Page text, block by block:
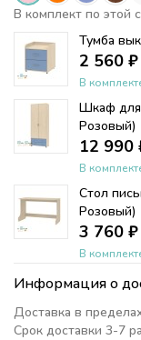
В комплект по этой
Тумба
2 560 ₽
В
Шкаф
Розовый)
12 990
В
Стол
Розовый)
3 760 ₽
В
Информация о
Доставка в
Срок доставки 3-7